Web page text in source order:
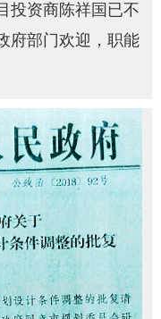
投资商陈祥国已不
府部门欢迎，职能